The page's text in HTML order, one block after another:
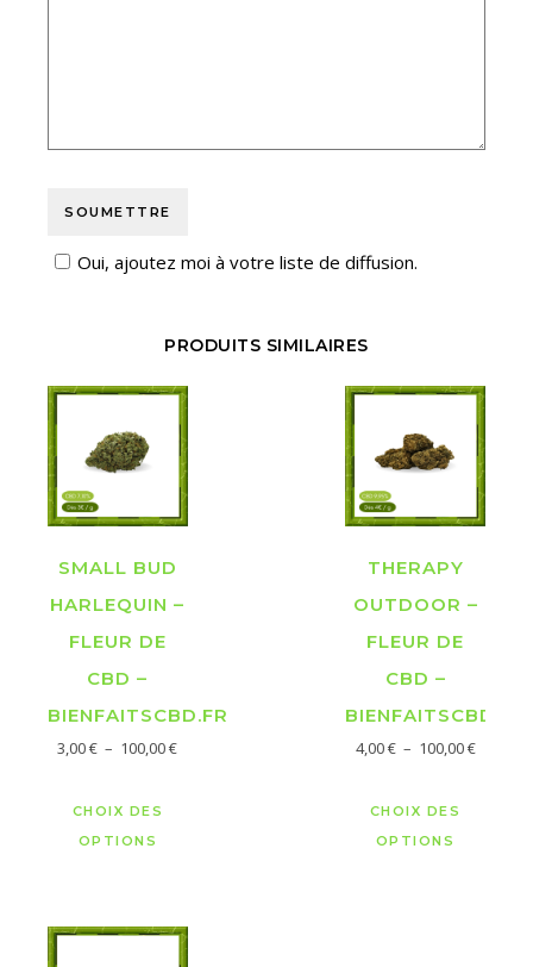
Oui, ajoutez moi à votre liste de diffusion.
PRODUITS SIMILAIRES
SMALL BUD
HARLEQUIN –
FLEUR DE
CBD –
BIENFAITSCBD.FR
3,00€ – 100,00€Plage de prix : 3,00 € à 100,00 €
CHOIX DES
OPTIONS
THERAPY
OUTDOOR –
FLEUR DE
CBD –
BIENFAITSCBD.FR
4,00€ – 100,00€Plage
CHOIX DES
OPTIONS